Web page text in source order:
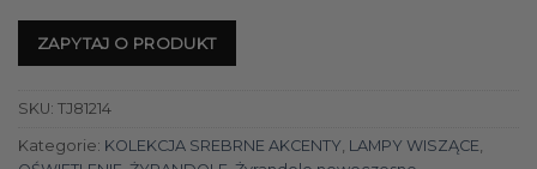
ZAPYTAJ O PRODUKT
SKU: TJ81214
Kategorie: KOLEKCJA SREBRNE AKCENTY, LAMPY WISZĄCE,